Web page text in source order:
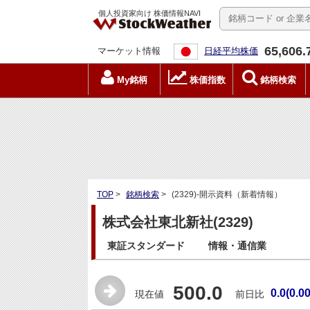
個人投資家向け 株価情報NAVI
マーケット情報 日経平均株価
My銘柄 株価指数 銘柄検索
TOP > 銘柄検索 > (2329)-開示資料（新着情報）
株式会社東北新社(2329)
東証スタンダード 情報・通信業
現在値 500.0 前日比